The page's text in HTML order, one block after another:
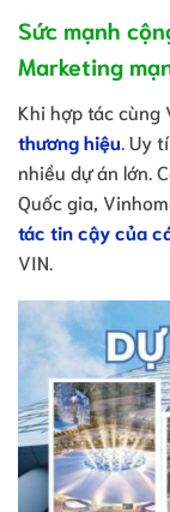
Sức mạnh
Marketing
Khi hợp tác cùng
thương hiệu . Uy
nhiều dự án lớn.
Quốc gia,
tác tin cậy của
VIN.